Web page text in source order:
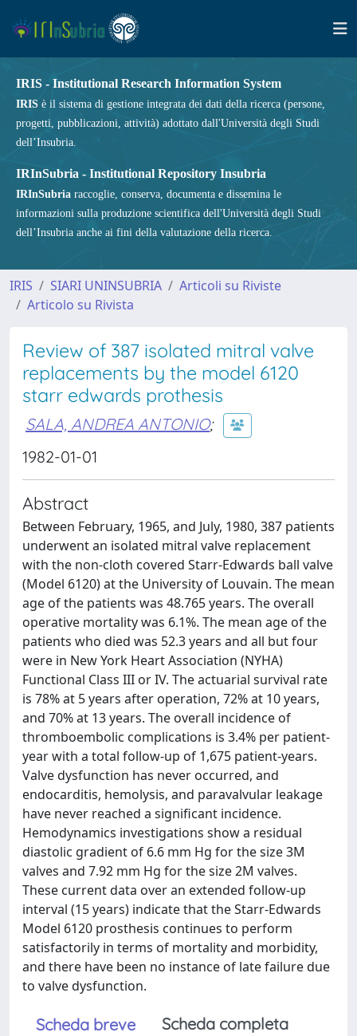
IRIS - Institutional Research Information System
IRIS è il sistema di gestione integrata dei dati della ricerca (persone,
progetti, pubblicazioni, attività) adottato dall'Università degli Studi
dell’Insubria.
IRInSubria - Institutional Repository Insubria
IRInSubria raccoglie, conserva, documenta e dissemina le
informazioni sulla produzione scientifica dell'Università degli Studi
dell’Insubria anche ai fini della valutazione della ricerca.
IRIS SIARI UNINSUBRIA
Articoli su Riviste
Articolo su Rivista
Review of 387 isolated mitral valve
replacements by the model 6120
starr edwards prothesis
SALA, ANDREA ANTONIO;
1982-01-01
Abstract
Between February, 1965, and July, 1980, 387 patients
underwent an isolated mitral valve replacement
with the non-cloth covered Starr-Edwards ball valve
(Model 6120) at the University of Louvain. The mean
age of the patients was 48.765 years. The overall
operative mortality was 6.1%. The mean age of the
patients who died was 52.3 years and all but four
were in New York Heart Association (NYHA)
Functional Class III or IV. The actuarial survival rate
is 78% at 5 years after operation, 72% at 10 years,
and 70% at 13 years. The overall incidence of
thromboembolic complications is 3.4% per patient-
year with a total follow-up of 1,675 patient-years.
Valve dysfunction has never occurred, and
endocarditis, hemolysis, and paravalvular leakage
have never reached a significant incidence.
Hemodynamics investigations show a residual
diastolic gradient of 6.6 mm Hg for the size 3M
valves and 7.92 mm Hg for the size 2M valves.
These current data over an extended follow-up
interval (15 years) indicate that the Starr-Edwards
Model 6120 prosthesis continues to perform
satisfactorily in terms of mortality and morbidity,
and there have been no instance of late failure due
to valve dysfunction.
Scheda breve
Scheda completa